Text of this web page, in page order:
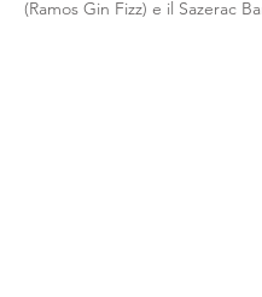
(Ramos Gin Fizz) e il Sazerac